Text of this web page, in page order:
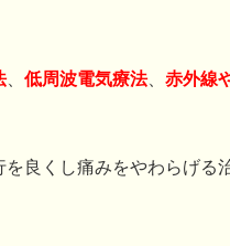
、低周波電気療法、赤外線
良くし痛みをやわらげる